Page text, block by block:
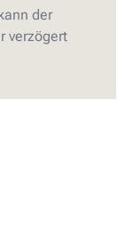
der
verzögert